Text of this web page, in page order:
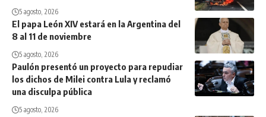
5 agosto, 2026
El papa León XIV estará en la Argentina del
8 al 11 de noviembre
5 agosto, 2026
Paulón presentó un proyecto para repudiar
los dichos de Milei contra Lula y reclamó
una disculpa pública
5 agosto, 2026